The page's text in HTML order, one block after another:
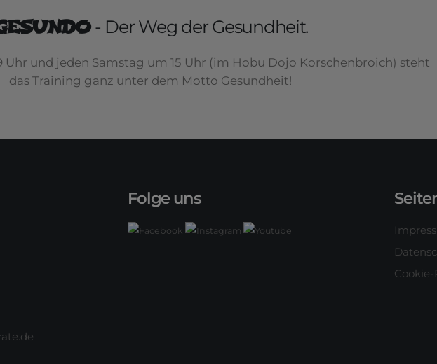
- Der Weg der Gesundheit.
Uhr und jeden Samstag um 15 Uhr (im Hobu Dojo Korschenbroich) steht
das Training ganz unter dem Motto Gesundheit!
Folge uns